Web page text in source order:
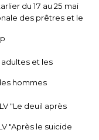
du 17 au 25 mai
des prêtres et le
et les
hommes
"Le deuil après
"Après le suicide